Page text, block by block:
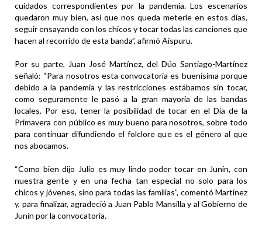
cuidados correspondientes por la pandemia. Los escenarios
quedaron muy bien, así que nos queda meterle en estos días,
seguir ensayando con los chicos y tocar todas las canciones que
hacen al recorrido de esta banda”, afirmó Aispuru.
Por su parte, Juan José Martínez, del Dúo Santiago-Martínez
señaló: “Para nosotros esta convocatoria es buenísima porque
debido a la pandemia y las restricciones estábamos sin tocar,
como seguramente le pasó a la gran mayoría de las bandas
locales. Por eso, tener la posibilidad de tocar en el Día de la
Primavera con público es muy bueno para nosotros, sobre todo
para continuar difundiendo el folclore que es el género al que
nos abocamos.
“Como bien dijo Julio es muy lindo poder tocar en Junín, con
nuestra gente y en una fecha tan especial no solo para los
chicos y jóvenes, sino para todas las familias”, comentó Martínez
y, para finalizar, agradeció a Juan Pablo Mansilla y al Gobierno de
Junín por la convocatoria.